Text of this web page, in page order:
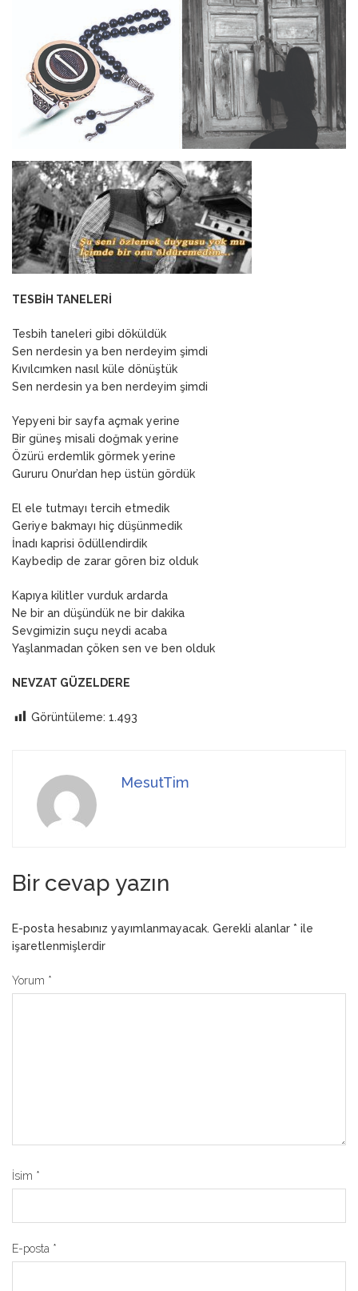
ANNEM
TESBİH TANELERİ
Tesbih taneleri gibi döküldük
Sen nerdesin ya ben nerdeyim şimdi
Kıvılcımken nasıl küle dönüştük
Sen nerdesin ya ben nerdeyim şimdi
Yepyeni bir sayfa açmak yerine
Bir güneş misali doğmak yerine
Özürü erdemlik görmek yerine
Gururu Onur’dan hep üstün gördük
El ele tutmayı tercih etmedik
Geriye bakmayı hiç düşünmedik
İnadı kaprisi ödüllendirdik
Kaybedip de zarar gören biz olduk
Kapıya kilitler vurduk ardarda
Ne bir an düşündük ne bir dakika
Sevgimizin suçu neydi acaba
Yaşlanmadan çöken sen ve ben olduk
NEVZAT GÜZELDERE
Görüntüleme: 1.493
MesutTim
Bir cevap yazın
E-posta hesabınız yayımlanmayacak. Gerekli alanlar * ile
işaretlenmişlerdir
Yorum *
İsim *
E-posta *